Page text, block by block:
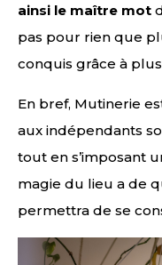
ainsi le maître mot
pas pour rien que
conquis grâce à
En bref, Mutinerie
aux indépendants
tout en s’imposant
magie du lieu a de
permettra de se